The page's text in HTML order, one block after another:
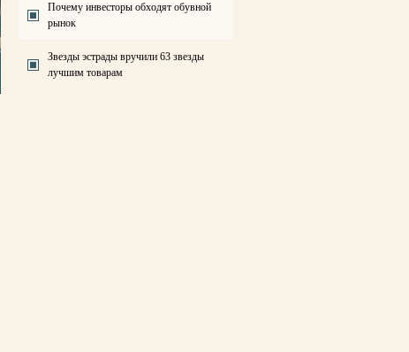
Почему инвесторы обходят обувной
рынок
Звезды эстрады вручили 63 звезды
лучшим товарам